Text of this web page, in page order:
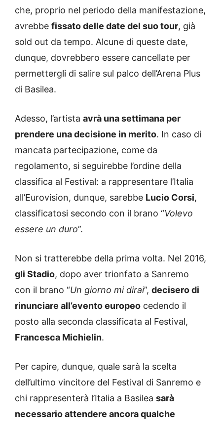
che, proprio nel periodo della manifestazione,
avrebbe fissato delle date del suo tour, già
sold out da tempo. Alcune di queste date,
dunque, dovrebbero essere cancellate per
permettergli di salire sul palco dell’Arena Plus
di Basilea.
Adesso, l’artista avrà una settimana per
prendere una decisione in merito. In caso di
mancata partecipazione, come da
regolamento, si seguirebbe l’ordine della
classifica al Festival: a rappresentare l’Italia
all’Eurovision, dunque, sarebbe Lucio Corsi,
classificatosi secondo con il brano “Volevo
essere un duro”.
Non si tratterebbe della prima volta. Nel 2016,
gli Stadio, dopo aver trionfato a Sanremo
con il brano “Un giorno mi dirai”, decisero di
rinunciare all’evento europeo cedendo il
posto alla seconda classificata al Festival,
Francesca Michielin.
Per capire, dunque, quale sarà la scelta
dell’ultimo vincitore del Festival di Sanremo e
chi rappresenterà l’Italia a Basilea sarà
necessario attendere ancora qualche